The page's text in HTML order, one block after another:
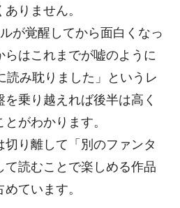
りません。
が覚醒してから面白くなっ
らはこれまでが嘘のように
読み耽りました」というレ
乗り越えれば後半は高く
がわかります。
り離して「別のファンタ
て読むことで楽しめる作品
ています。